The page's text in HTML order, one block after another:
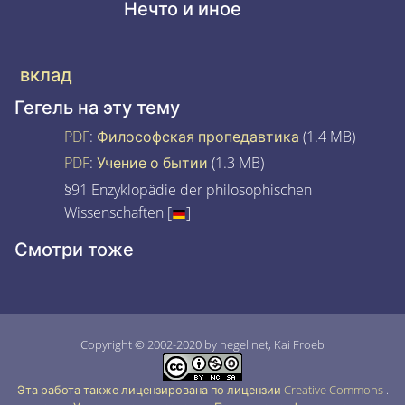
Нечто и иное
вклад
Гегель на эту тему
PDF: Философская пропедавтика (1.4 MB)
PDF: Учение о бытии (1.3 MB)
§91 Enzyklopädie der philosophischen
Wissenschaften [
]
Смотри тоже
Copyright © 2002-2020 by hegel.net, Kai Froeb
Эта работа также лицензирована по лицензии Creative Commons .